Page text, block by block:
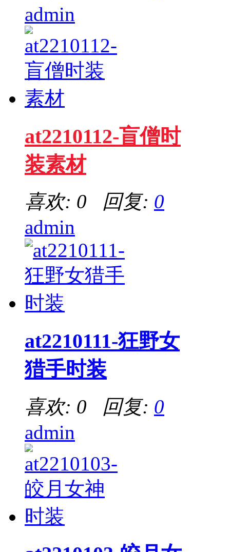
admin
at2210112-盲僧时
装素材
喜欢: 0 回复: 0
admin
at2210111-狂野女
猎手时装
喜欢: 0 回复: 0
admin